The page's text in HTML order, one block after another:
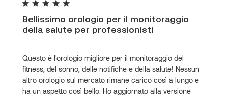
Bellissimo orologio per il monitoraggio
della salute per professionisti
Questo è l'orologio migliore per il monitoraggio del
fitness, del sonno, delle notifiche e della salute! Nessun
altro orologio sul mercato rimane carico così a lungo e
ha un aspetto così bello. Ho aggiornato alla versione